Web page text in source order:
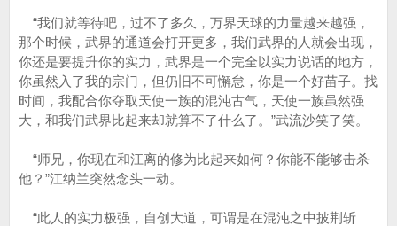
“我们就等待吧，过不了多久，万界天球的力量越来越强，
那个时候，武界的通道会打开更多，我们武界的人就会出现，
你还是要提升你的实力，武界是一个完全以实力说话的地方，
你虽然入了我的宗门，但仍旧不可懈怠，你是一个好苗子。找
时间，我配合你夺取天使一族的混沌古气，天使一族虽然强
大，和我们武界比起来却就算不了什么了。”武流沙笑了笑。
“师兄，你现在和江离的修为比起来如何？你能不能够击杀
他？”江纳兰突然念头一动。
“此人的实力极强，自创大道，可谓是在混沌之中披荆斩